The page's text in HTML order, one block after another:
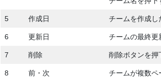
5 作成日 チームを作成し
6 更新日 チームの最終更
7 削除 削除ボタンを押
8 前・次 チームが複数ペ